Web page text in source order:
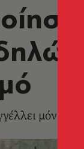
μόνιμο